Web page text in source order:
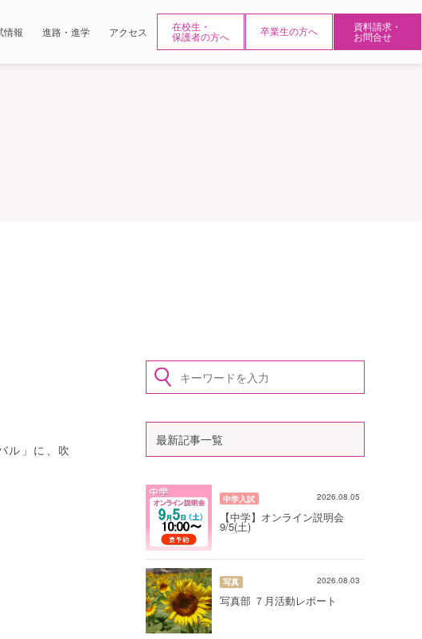
情報 進路・進学 アクセス
在校生・
保護者の方へ
卒業生の方へ
資料請求・
お問合せ
ル」に、吹
最新記事一覧
中学入試 2026.08.05
【中学】オンライン説明会
9/5(土)
写真 2026.08.03
写真部 ７月活動レポート